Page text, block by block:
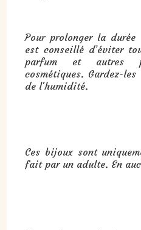
Pour prolonger la
est conseillé d’éviter
parfum et autres
cosmétiques. Gardez-
de l'humidité.
Ces bijoux sont
fait par un adulte. En